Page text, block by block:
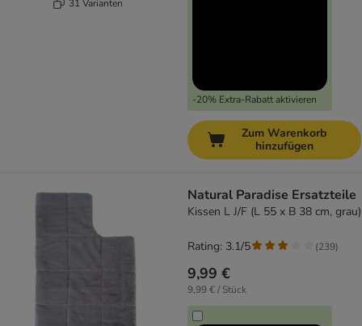
31 Varianten
-20% Extra-Rabatt aktivieren
Zum Warenkorb
hinzufügen
Natural Paradise Ersatzteile
Kissen L J/F (L 55 x B 38 cm, grau)
9,99 €
9,99 € / Stück
Rating: 3.1/5 (239)